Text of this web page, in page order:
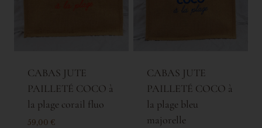
CABAS JUTE
PAILLETÉ COCO à
la plage corail fluo
59,00 €
CABAS JUTE
PAILLETÉ COCO à
la plage bleu
majorelle